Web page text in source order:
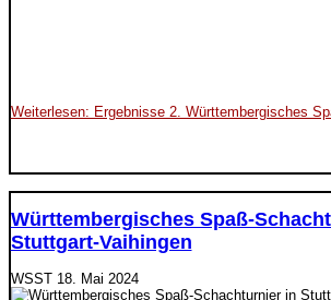
Weiterlesen: Ergebnisse 2. Württembergisches
Württembergisches Spaß-
Stuttgart-Vaihingen
WSST 18. Mai 2024